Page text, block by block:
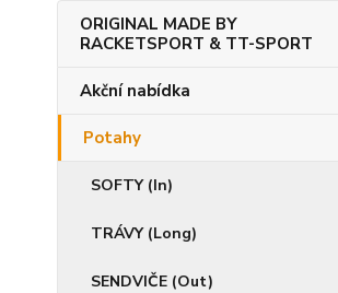
ORIGINAL MADE BY
RACKETSPORT & TT-SPORT
Akční nabídka
Potahy
SOFTY (In)
TRÁVY (Long)
SENDVIČE (Out)